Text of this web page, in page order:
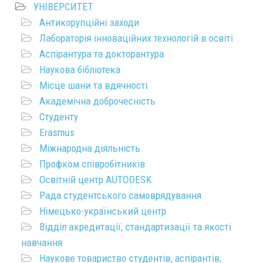
УНІВЕРСИТЕТ
Антикорупційні заходи
Лабораторія інноваційних технологій в освіті
Аспірантура та докторантура
Наукова бібліотека
Місце шани та вдячності
Академічна доброчесність
Студенту
Erasmus
Міжнародна діяльність
Профком співробітників
Освітній центр AUTODESK
Рада студентського самоврядування
Німецько-український центр
Відділ акредитації, стандартизації та якості
навчання
Наукове товариство студентів, аспірантів,